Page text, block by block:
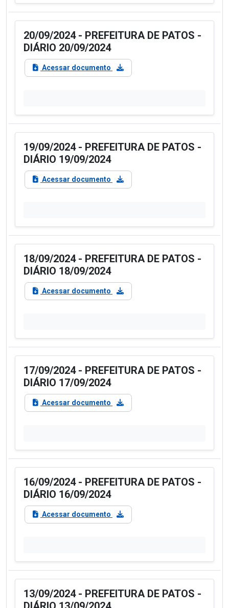
20/09/2024 - PREFEITURA DE PATOS -
DIÁRIO 20/09/2024
Acessar documento
19/09/2024 - PREFEITURA DE PATOS -
DIÁRIO 19/09/2024
Acessar documento
18/09/2024 - PREFEITURA DE PATOS -
DIÁRIO 18/09/2024
Acessar documento
17/09/2024 - PREFEITURA DE PATOS -
DIÁRIO 17/09/2024
Acessar documento
16/09/2024 - PREFEITURA DE PATOS -
DIÁRIO 16/09/2024
Acessar documento
13/09/2024 - PREFEITURA DE PATOS -